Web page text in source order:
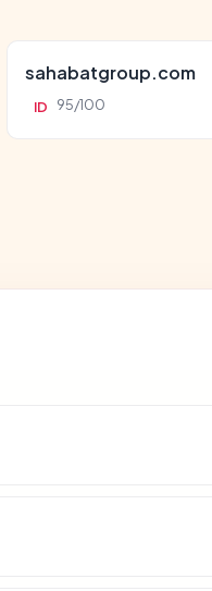
sahabatgroup.com
ID 95/100